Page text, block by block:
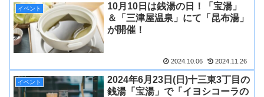
イベント
10月10日は銭湯の日！「宝湯」
＆「三津屋温泉」にて「昆布湯」
が開催！
2024.10.06 2024.11.26
イベント
2024年6月23日(日)十三東3丁目の
銭湯「宝湯」で「イヨシコーラの